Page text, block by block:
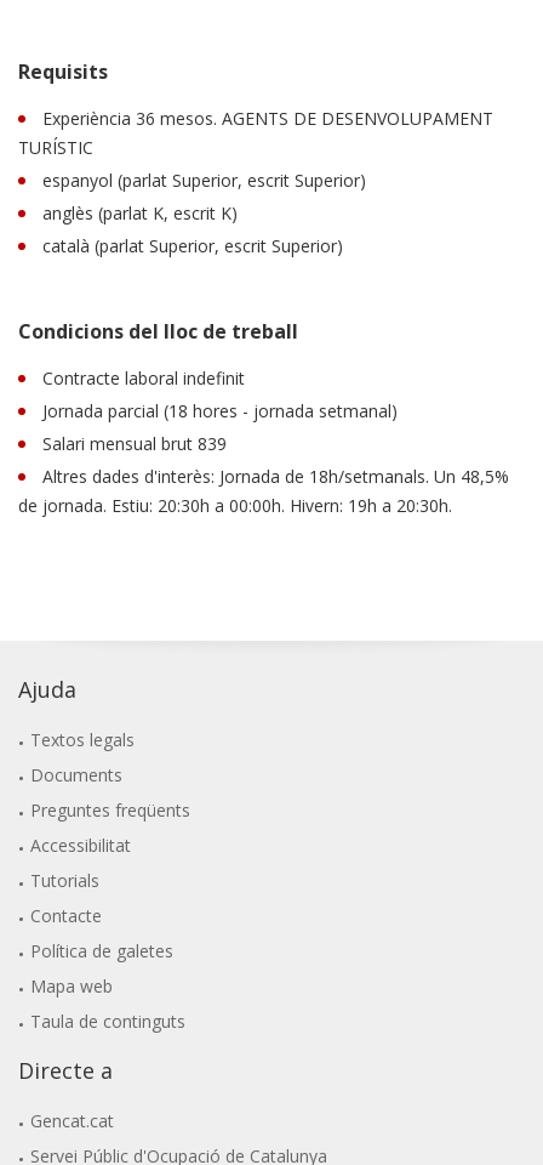
Requisits
Experiència 36 mesos. AGENTS DE DESENVOLUPAMENT
TURÍSTIC
espanyol (parlat Superior, escrit Superior)
anglès (parlat K, escrit K)
català (parlat Superior, escrit Superior)
Condicions del lloc de treball
Contracte laboral indefinit
Jornada parcial (18 hores - jornada setmanal)
Salari mensual brut 839
Altres dades d'interès: Jornada de 18h/setmanals. Un 48,5%
de jornada. Estiu: 20:30h a 00:00h. Hivern: 19h a 20:30h.
Ajuda
Textos legals
Documents
Preguntes freqüents
Accessibilitat
Tutorials
Contacte
Política de galetes
Mapa web
Taula de continguts
Directe a
Gencat.cat
Servei Públic d'Ocupació de Catalunya